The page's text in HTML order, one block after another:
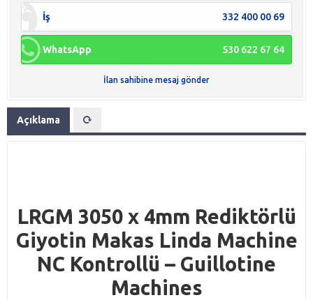
İş 332 400 00 69
WhatsApp 530 622 67 64
İlan sahibine mesaj gönder
Açıklama
LRGM 3050 x 4mm Rediktörlü
Giyotin Makas Linda Machine
NC Kontrollü – Guillotine
Machines